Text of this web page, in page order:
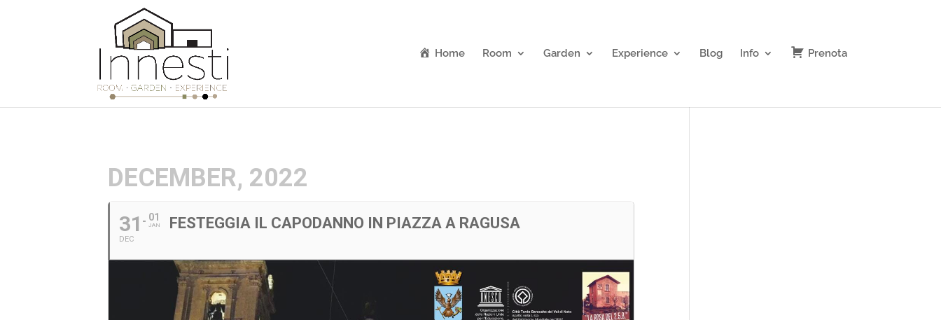
Home Room Garden Experience Blog Info Prenota
DECEMBER, 2022
31
DEC
01
JAN FESTEGGIA IL CAPODANNO IN PIAZZA A RAGUSA